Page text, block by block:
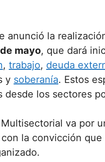
anunció la
mayo, que dará
, trabajo, deuda
y soberanía. Estos
desde los sectores
Multisectorial va por
la convicción